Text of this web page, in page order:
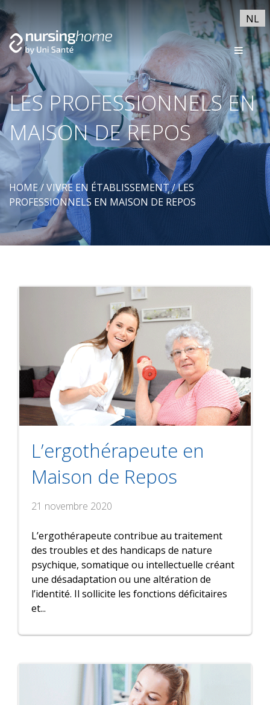
NL
LES PROFESSIONNELS EN
MAISON DE REPOS
HOME/VIVRE EN ÉTABLISSEMENT/LES
PROFESSIONNELS EN MAISON DE REPOS
L’ergothérapeute en
Maison de Repos
21 novembre 2020
L’ergothérapeute contribue au traitement
des troubles et des handicaps de nature
psychique, somatique ou intellectuelle créant
une désadaptation ou une altération de
l’identité. Il sollicite les fonctions déficitaires
et...